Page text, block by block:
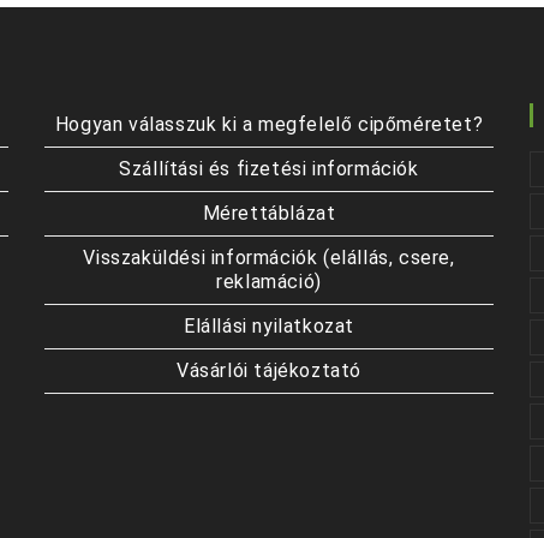
a
Hogyan válasszuk ki a megfelelő cipőméretet?
Szállítási és fizetési információk
Mérettáblázat
Visszaküldési információk (elállás, csere,
reklamáció)
Elállási nyilatkozat
Vásárlói tájékoztató